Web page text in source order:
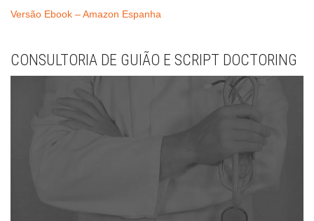
Versão Ebook – Amazon Espanha
CONSULTORIA DE GUIÃO E SCRIPT DOCTORING